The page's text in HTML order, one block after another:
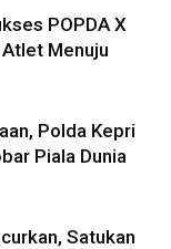
POPDA X
Menuju
Polda Kepri
Piala Dunia
Satukan